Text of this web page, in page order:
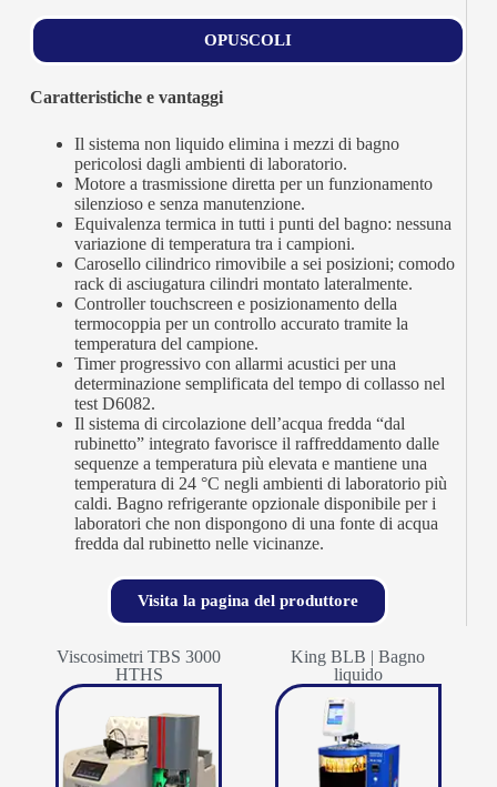
OPUSCOLI
Caratteristiche e vantaggi
Il sistema non liquido elimina i mezzi di bagno
pericolosi dagli ambienti di laboratorio.
Motore a trasmissione diretta per un funzionamento
silenzioso e senza manutenzione.
Equivalenza termica in tutti i punti del bagno: nessuna
variazione di temperatura tra i campioni.
Carosello cilindrico rimovibile a sei posizioni; comodo
rack di asciugatura cilindri montato lateralmente.
Controller touchscreen e posizionamento della
termocoppia per un controllo accurato tramite la
temperatura del campione.
Timer progressivo con allarmi acustici per una
determinazione semplificata del tempo di collasso nel
test D6082.
Il sistema di circolazione dell’acqua fredda “dal
rubinetto” integrato favorisce il raffreddamento dalle
sequenze a temperatura più elevata e mantiene una
temperatura di 24 °C negli ambienti di laboratorio più
caldi. Bagno refrigerante opzionale disponibile per i
laboratori che non dispongono di una fonte di acqua
fredda dal rubinetto nelle vicinanze.
Visita la pagina del produttore
Viscosimetri TBS 3000
HTHS
King BLB | Bagno
liquido